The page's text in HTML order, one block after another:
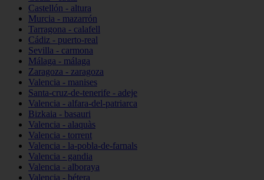
Castellón - altura
Murcia - mazarrón
Tarragona - calafell
Cádiz - puerto-real
Sevilla - carmona
Málaga - málaga
Zaragoza - zaragoza
Valencia - manises
Santa-cruz-de-tenerife - adeje
Valencia - alfara-del-patriarca
Bizkaia - basauri
Valencia - alaquàs
Valencia - torrent
Valencia - la-pobla-de-farnals
Valencia - gandia
Valencia - alboraya
Valencia - bétera